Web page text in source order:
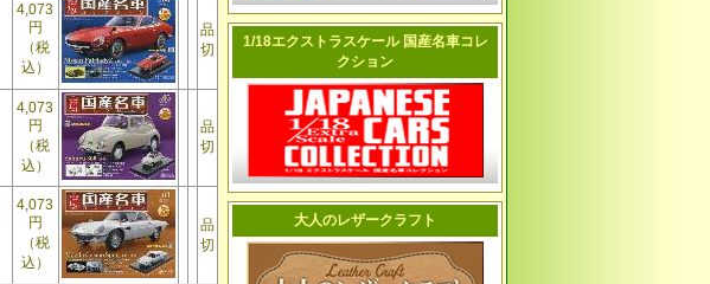
4,073
円
（税
込）
品
切
4,073
円
（税
込）
品
切
4,073
円
（税
込）
品
切
1/18エクストラスケール 国産名車コレ
クション
大人のレザークラフト